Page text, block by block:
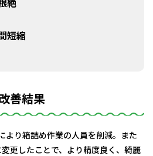
短縮
善結果
より箱詰め作業の人員を削減。また
更したことで、より精度良く、綺麗